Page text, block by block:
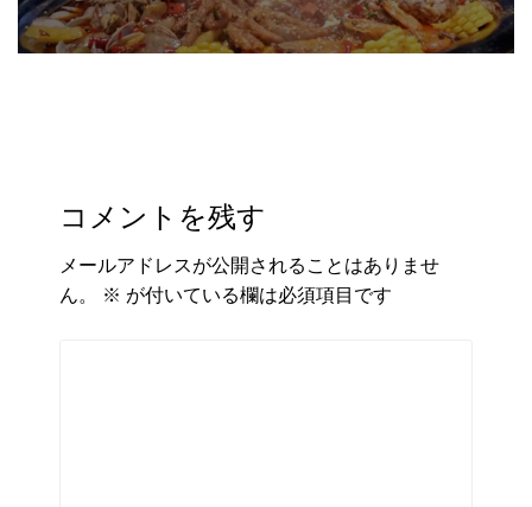
コメントを残す
メールアドレスが公開されることはありませ
ん。
※ が付いている欄は必須項目です